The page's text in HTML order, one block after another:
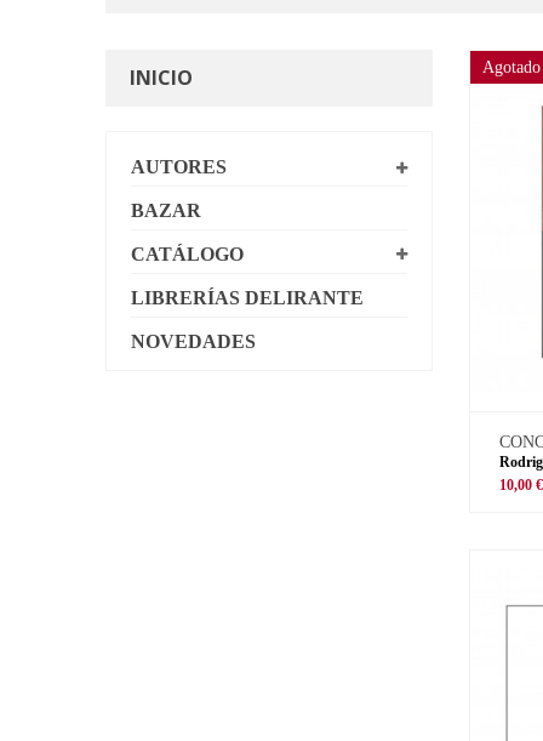
INICIO
AUTORES
BAZAR
CATÁLOGO
LIBRERÍAS DELIRANTE
NOVEDADES
Agotado
10,00 €